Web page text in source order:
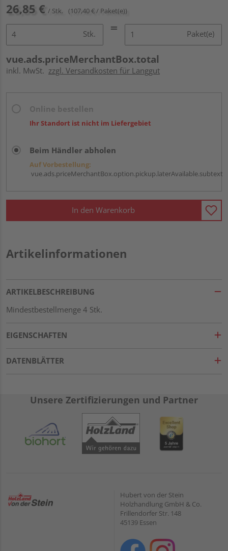
26,85 € / Stk. (107,40 € / Paket(e))
Stk. Paket(e)
vue.ads.priceMerchantBox.total
inkl. MwSt. zzgl. Versandkosten für Langgut
Ihr Standort ist nicht im Liefergebiet
Beim Händler abholen
Auf Vorbestellung:
vue.ads.priceMerchantBox.option.pickup.laterAvailable.subtext
In den Warenkorb
Artikelinformationen
ARTIKELBESCHREIBUNG
Mindestbestellmenge 4 Stk.
EIGENSCHAFTEN
DATENBLÄTTER
Unsere Zertifizierungen und Partner
Hubert von der Stein
Holzhandlung GmbH & Co.
Frillendorfer Str. 148
45139 Essen